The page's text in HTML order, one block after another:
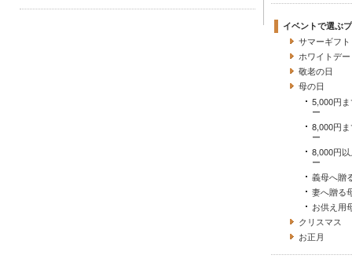
イベントで選ぶ
サマーギフ
ホワイトデー
敬老の日
母の日
5,000円
ー
8,000円
ー
8,000円
ー
義母へ贈
妻へ贈る
お供え用
クリスマス
お正月